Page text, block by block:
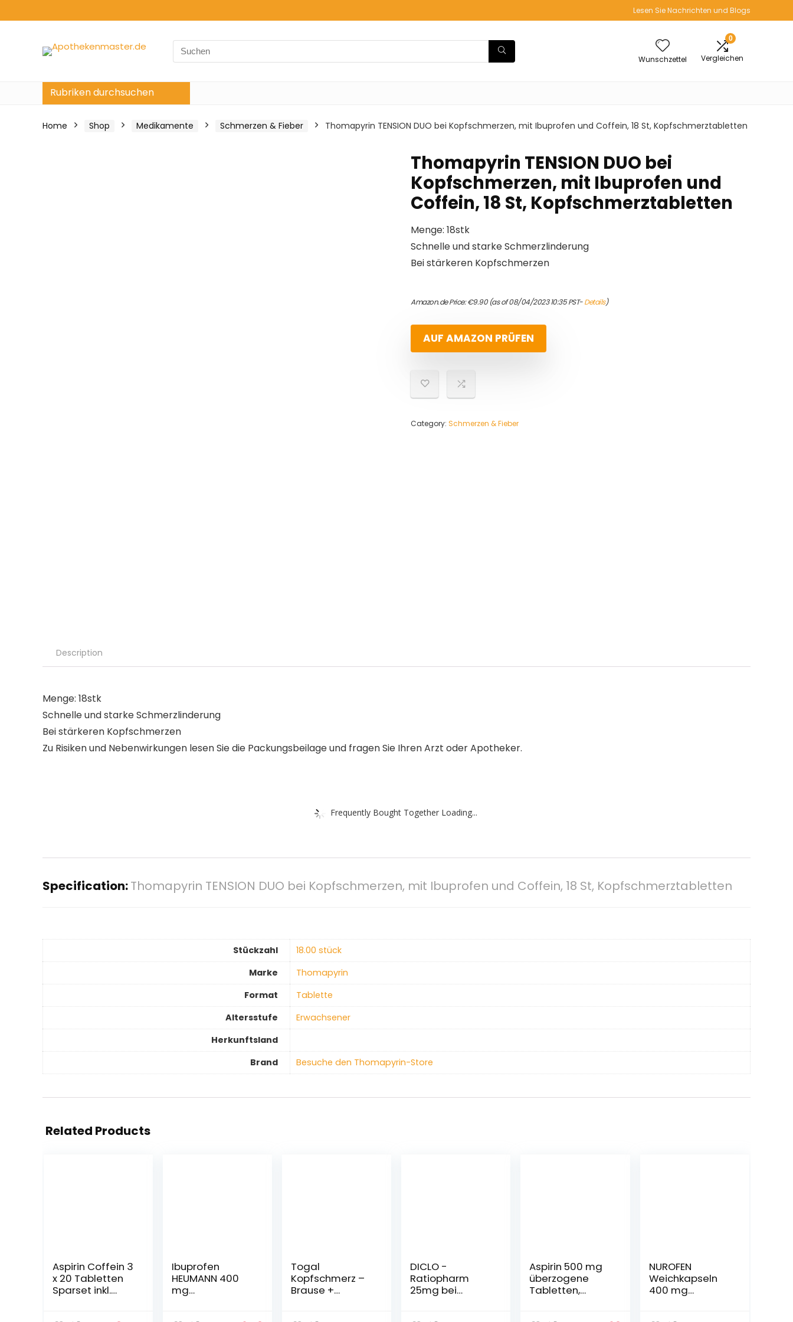
Lesen Sie Nachrichten und Blogs
Search
for:
Wunschzettel
0
Vergleichen
Rubriken durchsuchen
Home Shop Medikamente Schmerzen & Fieber Thomapyrin TENSION DUO bei Kopfschmerzen, mit Ibuprofen und Coffein, 18 St, Kopfschmerztabletten
Thomapyrin TENSION DUO bei
Kopfschmerzen, mit Ibuprofen und
Coffein, 18 St, Kopfschmerztabletten
Menge: 18stk
Schnelle und starke Schmerzlinderung
Bei stärkeren Kopfschmerzen
Amazon.de Price:€9.90(as of 08/04/2023 10:35 PST-Details)
AUF AMAZON PRÜFEN
Category: Schmerzen & Fieber
Description
Menge: 18stk
Schnelle und starke Schmerzlinderung
Bei stärkeren Kopfschmerzen
Zu Risiken und Nebenwirkungen lesen Sie die Packungsbeilage und fragen Sie Ihren Arzt oder Apotheker.
Frequently Bought Together Loading...
Specification:Thomapyrin TENSION DUO bei Kopfschmerzen, mit Ibuprofen und Coffein, 18 St, Kopfschmerztabletten
Stückzahl
‎18.00 stück
Marke
‎Thomapyrin
Format
‎Tablette
Altersstufe
‎Erwachsener
Herkunftsland
Brand
Besuche den Thomapyrin-Store
Related Products
Aspirin Coffein 3
x 20 Tabletten
Sparset inkl.
Ibuprofen
HEUMANN 400
mg
Togal
Kopfschmerz –
Brause +
DICLO -
Ratiopharm
25mg bei
Aspirin 500 mg
überzogene
Tabletten,
NUROFEN
Weichkapseln
400 mg